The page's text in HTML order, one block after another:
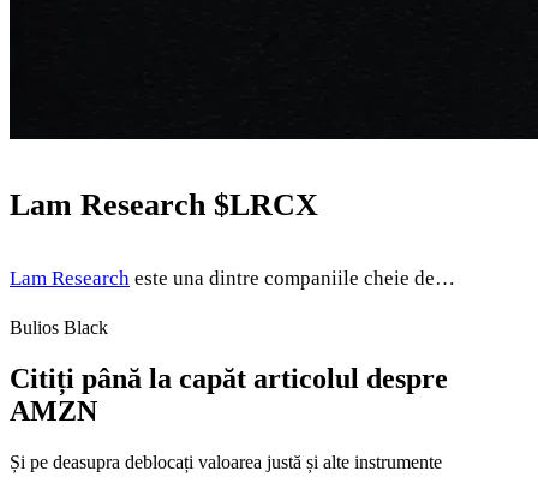
Lam Research $LRCX
Lam Research este una dintre companiile cheie de…
Bulios Black
Citiți până la capăt articolul despre
AMZN
Și pe deasupra deblocați valoarea justă și alte instrumente